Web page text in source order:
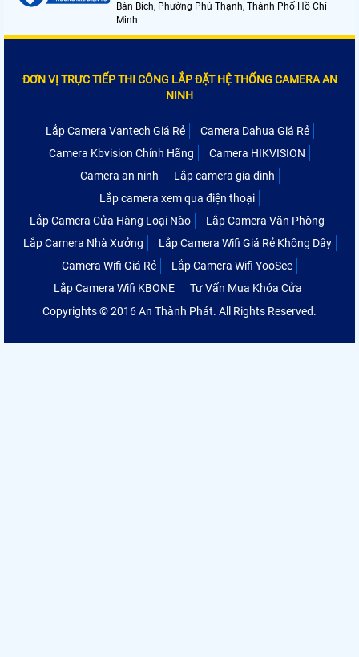
Bán Bích, Phường Phú Thạnh, Thành Phố Hồ Chí
Minh
ĐƠN VỊ TRỰC TIẾP THI CÔNG LẮP ĐẶT HỆ THỐNG CAMERA AN
NINH
Lắp Camera Vantech Giá Rẻ
Camera Dahua Giá Rẻ
Camera Kbvision Chính Hãng
Camera HIKVISION
Camera an ninh
Lắp camera gia đình
Lắp camera xem qua điện thoại
Lắp Camera Cửa Hàng Loại Nào
Lắp Camera Văn Phòng
Lắp Camera Nhà Xưởng
Lắp Camera Wifi Giá Rẻ Không Dây
Camera Wifi Giá Rẻ
Lắp Camera Wifi YooSee
Lắp Camera Wifi KBONE
Tư Vấn Mua Khóa Cửa
Copyrights © 2016 An Thành Phát. All Rights Reserved.